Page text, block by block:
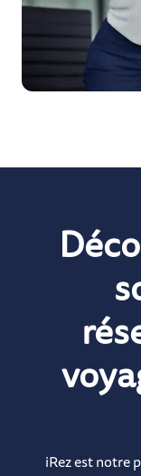
iRez est notre